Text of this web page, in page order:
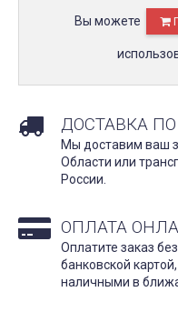
Вы можете
ДОСТАВКА
Мы доставим ваш
Области или
России.
ОПЛАТА
Оплатите заказ
банковской
наличными в